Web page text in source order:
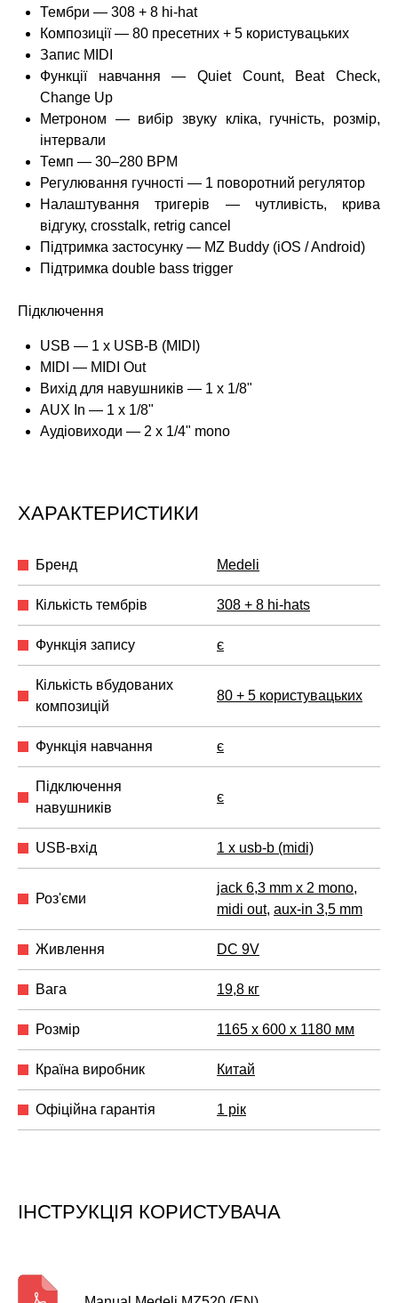
Тембри — 308 + 8 hi-hat
Композиції — 80 пресетних + 5 користувацьких
Запис MIDI
Функції навчання — Quiet Count, Beat Check,
Change Up
Метроном — вибір звуку кліка, гучність, розмір,
інтервали
Темп — 30–280 BPM
Регулювання гучності — 1 поворотний регулятор
Налаштування тригерів — чутливість, крива
відгуку, crosstalk, retrig cancel
Підтримка застосунку — MZ Buddy (iOS / Android)
Підтримка double bass trigger
Підключення
USB — 1 x USB-B (MIDI)
MIDI — MIDI Out
Вихід для навушників — 1 x 1/8"
AUX In — 1 x 1/8"
Аудіовиходи — 2 x 1/4" mono
ХАРАКТЕРИСТИКИ
Бренд Medeli
Кількість тембрів 308 + 8 hi-hats
Функція запису є
Кількість вбудованих
композицій
80 + 5 користувацьких
Функція навчання є
Підключення
навушників
є
USB-вхід 1 x usb-b (midi)
Роз'єми
jack 6,3 mm x 2 mono,
midi out, aux-in 3,5 mm
Живлення DC 9V
Вага 19,8 кг
Розмір 1165 x 600 x 1180 мм
Країна виробник Китай
Офіційна гарантія 1 рік
ІНСТРУКЦІЯ КОРИСТУВАЧА